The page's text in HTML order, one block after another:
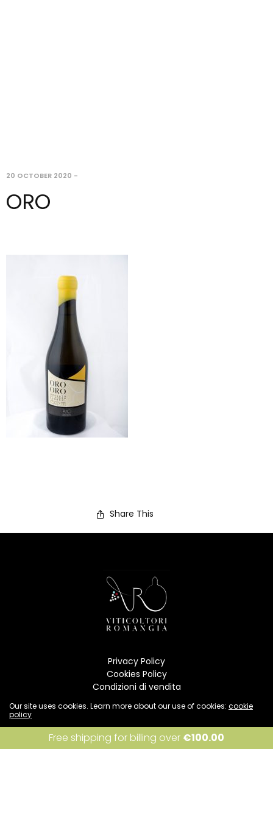
20 OCTOBER 2020 -
ORO
Share This
Privacy Policy
Cookies Policy
Condizioni di vendita
Spedizione
INFO
Our site uses cookies. Learn more about our use of cookies: cookie
policy
I accept
Free shipping for billing over €100.00